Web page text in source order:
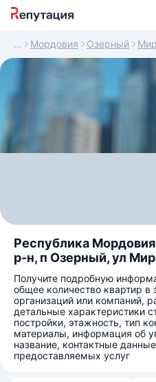
Мордовия Озерный
Республика
р-н, п Озерный, ул
Получите подробную
общее количество квартир в
организаций или компаний,
детальные характеристики
постройки, этажность, тип
материалы, информация об
название, контактные
предоставляемых услуг